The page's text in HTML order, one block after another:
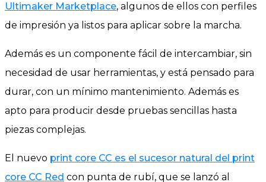
Ultimaker Marketplace, algunos de ellos con perfiles
de impresión ya listos para aplicar sobre la marcha.
Además es un componente fácil de intercambiar, sin
necesidad de usar herramientas, y está pensado para
durar, con un mínimo mantenimiento. Además es
apto para producir desde pruebas sencillas hasta
piezas complejas.
El nuevo print core CC es el sucesor natural del print
core CC Red con punta de rubí, que se lanzó al